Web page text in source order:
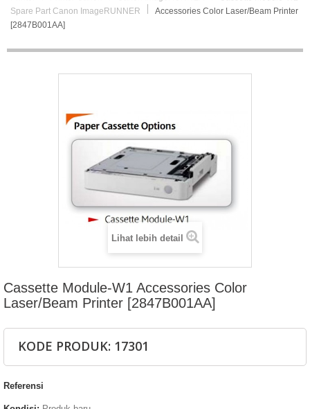
Spare Part Canon ImageRUNNER
Accessories Color Laser/Beam Printer
[2847B001AA]
Lihat lebih detail
Cassette Module-W1 Accessories Color
Laser/Beam Printer [2847B001AA]
KODE PRODUK: 17301
Referensi